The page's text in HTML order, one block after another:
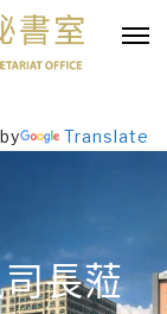
Translate
長蒞